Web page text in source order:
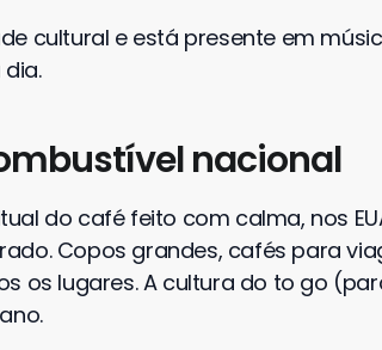
cultural e está presente em
nacional
do café feito com calma, nos
Copos grandes, cafés para
os lugares. A cultura do to go